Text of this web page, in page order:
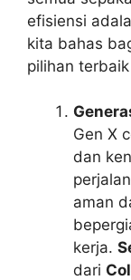
efisiensi
kita bahas
pilihan
Gen X
dan
aman
kerja.
dari